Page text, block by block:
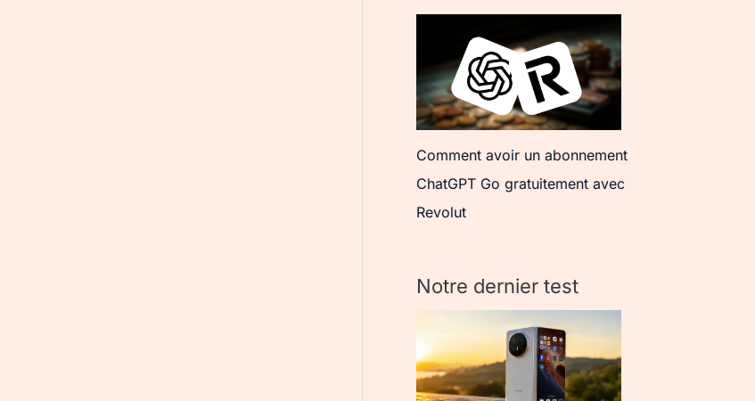
Comment avoir un abonnement
ChatGPT Go gratuitement avec
Revolut
Notre dernier test